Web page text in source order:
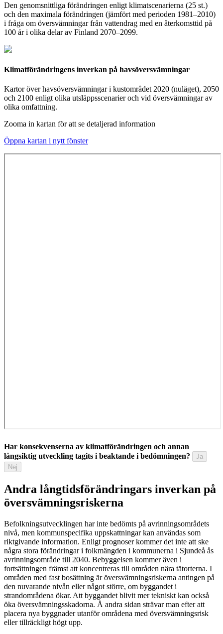
Den genomsnittliga förändringen enligt klimatscenarierna (25 st.)
och den maximala förändringen (jämfört med perioden 1981–2010)
i fråga om översvämningar från vattendrag med en återkomsttid på
100 år i olika delar av Finland 2070–2099.
Klimatförändringens inverkan på havsöversvämningar
Kartor över havsöversvämningar i kustområdet 2020 (nuläget), 2050
och 2100 enligt olika utsläppsscenarier och vid översvämningar av
olika omfattning.
Zooma in kartan för att se detaljerad information
Öppna kartan i nytt fönster
Har konsekvenserna av klimatförändringen och annan
långsiktig utveckling tagits i beaktande i bedömningen?
Ja
Nej
Andra långtidsförändringars inverkan på
översvämningsriskerna
Befolkningsutvecklingen har inte bedömts på avrinningsområdets
nivå, men kommunspecifika uppskattningar kan användas som
riktgivande information. Enligt prognoser kommer det inte att ske
några stora förändringar i folkmängden i kommunerna i Sjundeå ås
avrinningsområde till 2040. Bebyggelsen kommer även i
fortsättningen främst att koncentreras till områden nära tätorterna. I
områden med fast bosättning är översvämningsriskerna antingen på
den nuvarande nivån eller något större, om byggandet i
strandområdena ökar. Att byggandet blivit mer tekniskt kan också
öka översvämningsskadorna. Å andra sidan strävar man efter att
placera nya byggnader utanför områdena med översvämningsrisk
eller tillräckligt högt upp.